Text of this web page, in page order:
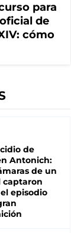
para
de
cómo
de
Antonich:
de un
captaron
episodio